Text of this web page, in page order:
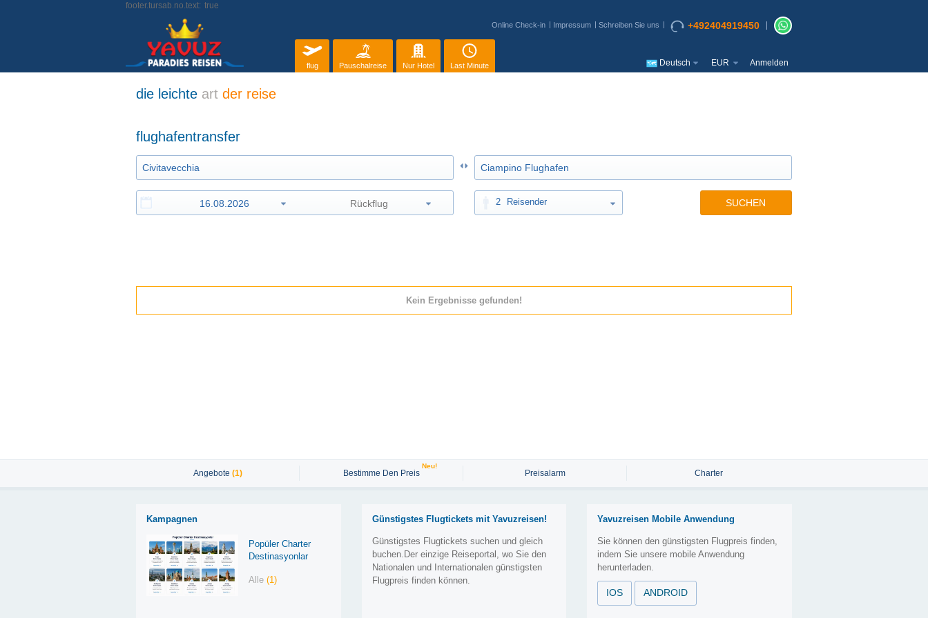
footer.tursab.no.text: true
Online Check-in Impressum Schreiben Sie uns +492404919450
flug Pauschalreise Nur Hotel Last Minute Deutsch EUR Anmelden
die leichte art der reise
flughafentransfer
2 Reisender SUCHEN
Kein Ergebnisse gefunden!
Angebote (1) Bestimme Den Preis
Neu!
Preisalarm Charter
Kampagnen
Popüler Charter
Destinasyonlar
Alle(1)
Günstigstes Flugtickets mit Yavuzreisen!
Günstigstes Flugtickets suchen und gleich
buchen.Der einzige Reiseportal, wo Sie den
Nationalen und Internationalen günstigsten
Flugpreis finden können.
Yavuzreisen Mobile Anwendung
Sie können den günstigsten Flugpreis finden,
indem Sie unsere mobile Anwendung
herunterladen.
IOS ANDROID